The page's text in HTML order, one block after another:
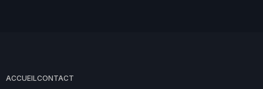
ACCUEILCONTACT